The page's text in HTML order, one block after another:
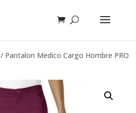
/ Pantalon Medico Cargo Hombre PRO